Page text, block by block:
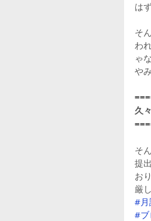
は
そ
わ
ゃ
や
久
そ
提
お
厳
#月
#ブ